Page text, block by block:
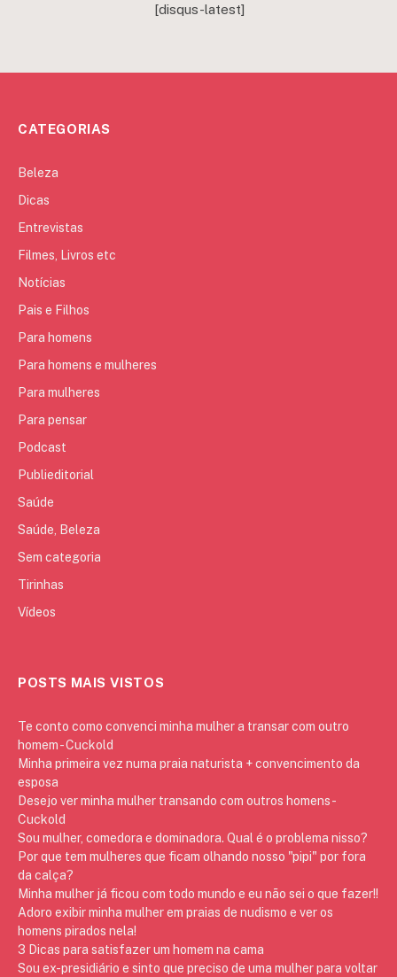
[disqus-latest]
CATEGORIAS
Beleza
Dicas
Entrevistas
Filmes, Livros etc
Notícias
Pais e Filhos
Para homens
Para homens e mulheres
Para mulheres
Para pensar
Podcast
Publieditorial
Saúde
Saúde, Beleza
Sem categoria
Tirinhas
Vídeos
POSTS MAIS VISTOS
Te conto como convenci minha mulher a transar com outro
homem - Cuckold
Minha primeira vez numa praia naturista + convencimento da
esposa
Desejo ver minha mulher transando com outros homens -
Cuckold
Sou mulher, comedora e dominadora. Qual é o problema nisso?
Por que tem mulheres que ficam olhando nosso "pipi" por fora
da calça?
Minha mulher já ficou com todo mundo e eu não sei o que fazer!!
Adoro exibir minha mulher em praias de nudismo e ver os
homens pirados nela!
3 Dicas para satisfazer um homem na cama
Sou ex-presidiário e sinto que preciso de uma mulher para voltar